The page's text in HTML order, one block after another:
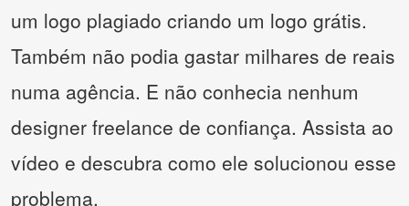
um logo plagiado criando um logo grátis.
Também não podia gastar milhares de reais
numa agência. E não conhecia nenhum
designer freelance de confiança. Assista ao
vídeo e descubra como ele solucionou esse
problema.